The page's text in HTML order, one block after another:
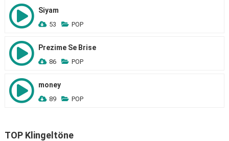
Siyam
53 POP
Prezime Se Brise
86 POP
money
89 POP
TOP Klingeltöne